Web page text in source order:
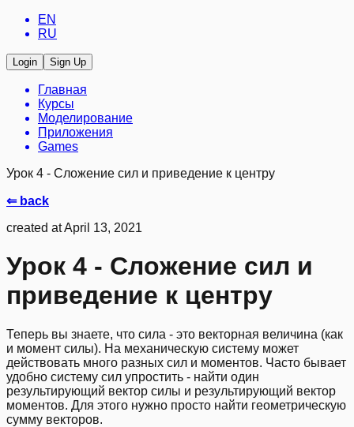
EN
RU
Login Sign Up
Главная
Курсы
Моделирование
Приложения
Games
Урок 4 - Сложение сил и приведение к центру
⇐ back
created at April 13, 2021
Урок 4 - Сложение сил и
приведение к центру
Теперь вы знаете, что сила - это векторная величина (как
и момент силы). На механическую систему может
действовать много разных сил и моментов. Часто бывает
удобно систему сил упростить - найти один
результирующий вектор силы и результирующий вектор
моментов. Для этого нужно просто найти геометрическую
сумму векторов.